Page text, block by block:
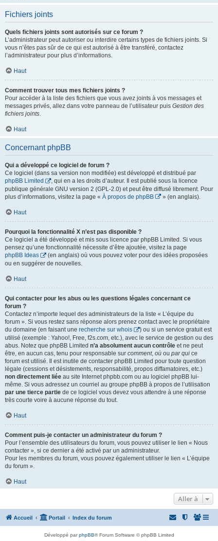
Fichiers joints
Quels fichiers joints sont autorisés sur ce forum ?
L’administrateur peut autoriser ou interdire certains types de fichiers joints. Si
vous n’êtes pas sûr de ce qui est autorisé à être transféré, contactez
l’administrateur pour plus d’informations.
Haut
Comment trouver tous mes fichiers joints ?
Pour accéder à la liste des fichiers que vous avez joints à vos messages et
messages privés, allez dans votre panneau de l’utilisateur puis Gestion des
fichiers joints.
Haut
Concernant phpBB
Qui a développé ce logiciel de forum ?
Ce logiciel (dans sa version non modifiée) est développé et distribué par
phpBB Limited
, qui en a les droits d’auteur. Il est publié sous la licence
publique générale GNU version 2 (GPL-2.0) et peut être diffusé librement. Pour
plus d’informations, visitez la page « À propos de phpBB » (en anglais).
Haut
Pourquoi la fonctionnalité X n’est pas disponible ?
Ce logiciel a été développé et mis sous licence par phpBB Limited. Si vous
pensez qu’une fonctionnalité nécessite d’être ajoutée, visitez la page
phpBB Ideas
(en anglais) où vous pouvez voter pour des idées proposées
ou en suggérer de nouvelles.
Haut
Qui contacter pour les abus ou les questions légales concernant ce
forum ?
Contactez n’importe lequel des administrateurs de la liste « L’équipe du
forum ». Si vous restez sans réponse alors prenez contact avec le propriétaire
du domaine (en faisant une recherche sur whois
) ou si un service gratuit est
utilisé (exemple : Yahoo!, Free, f2s.com, etc.), avec le service de gestion ou des
abus. Notez que phpBB Limited n’a absolument aucun contrôle et ne peut
être, en aucun cas, tenu pour responsable sur comment, où ou par qui ce
forum est utilisé. Il est inutile de contacter phpBB Limited pour toute question
légale (cessions et désistements, responsabilité, propos diffamatoires, etc.)
non directement liée au site Internet phpbb.com ou au logiciel phpBB lui-
même. Si vous adressez un courriel au groupe phpBB à propos de l’utilisation
par une tierce partie de ce logiciel vous devez vous attendre à une réponse
très courte voire à aucune réponse du tout.
Haut
Comment puis-je contacter un administrateur du forum ?
Pour l’ensemble des utilisateurs du forum, vous pouvez utiliser le lien « Nous
contacter », si ce dernier a été activé par un administrateur.
Pour les membres du forum, vous pouvez également utiliser le lien « L’équipe
du forum ».
Haut
Aller à
Accueil Portail Index du forum
Développé parphpBB® Forum Software © phpBB Limited